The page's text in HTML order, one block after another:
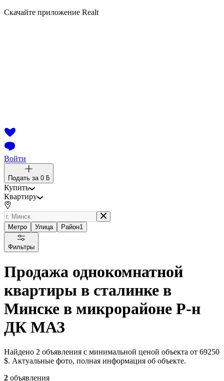
Скачайте приложение Realt
Войти
Подать за 0 ƃ
Купить
Квартиру
Метро Улица Район1
Фильтры
Продажа однокомнатной
квартиры в сталинке в
Минске в микрорайоне Р-н
ДК МАЗ
Найдено 2 объявления с минимальной ценой объекта от 69250
$. Актуальные фото, полная информация об объекте.
2 объявления